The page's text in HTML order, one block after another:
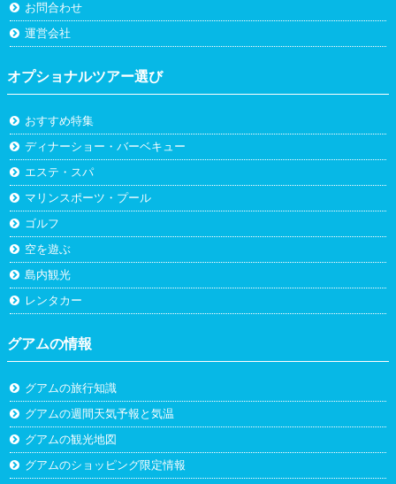
お問合わせ
運営会社
オプショナルツアー選び
おすすめ特集
ディナーショー・バーベキュー
エステ・スパ
マリンスポーツ・プール
ゴルフ
空を遊ぶ
島内観光
レンタカー
グアムの情報
グアムの旅行知識
グアムの週間天気予報と気温
グアムの観光地図
グアムのショッピング限定情報